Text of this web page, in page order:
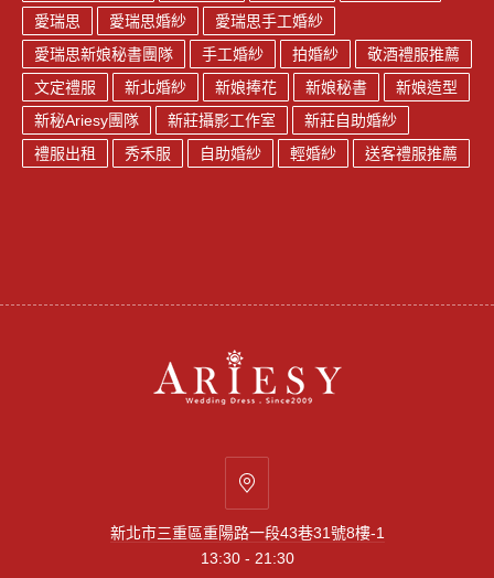
愛瑞思
愛瑞思婚紗
愛瑞思手工婚紗
愛瑞思新娘秘書團隊
手工婚紗 拍婚紗
敬酒禮服推薦
文定禮服
新北婚紗 新娘捧花 新娘秘書
新娘造型
新秘Ariesy團隊
新莊攝影工作室
新莊自助婚紗
禮服出租
秀禾服 自助婚紗 輕婚紗 送客禮服推薦
新
市
新北市三重區重陽路一段43巷31號8樓-1
13:30 - 21:30